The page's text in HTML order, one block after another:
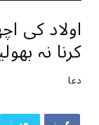
اولاد کی
کرنا نہ
دعا